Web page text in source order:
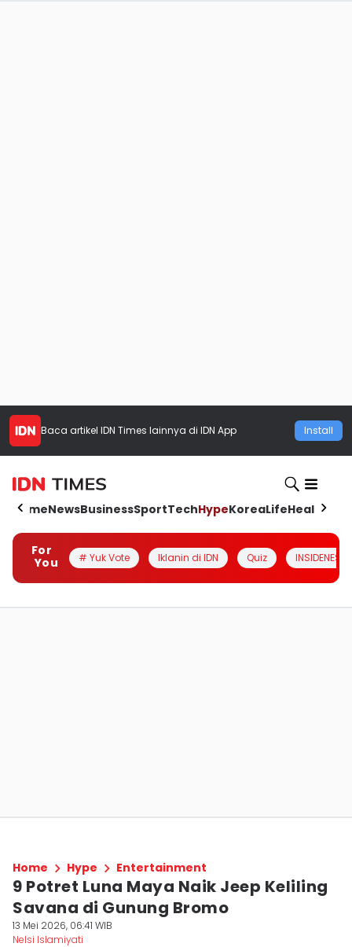
Baca artikel IDN Times lainnya di IDN App Install
HomeNewsBusinessSportTechHypeKoreaLifeHealth
For
You
# Yuk Vote Iklanin di IDN Quiz INSIDENESIA
Home Hype Entertainment
9 Potret Luna Maya Naik Jeep Keliling
Savana di Gunung Bromo
13 Mei 2026, 06:41 WIB
Nelsi Islamiyati